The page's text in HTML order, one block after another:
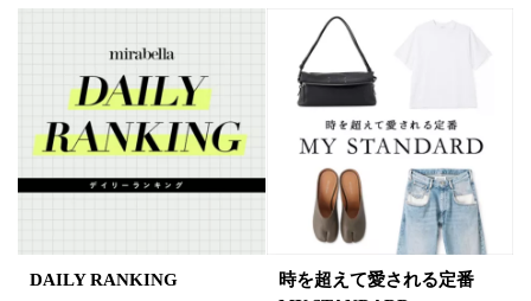
DAILY RANKING
時を超えて愛される定番